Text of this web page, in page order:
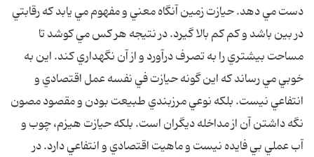
دست مي دهد. حيازت زمين آنگاه معني و مفهوم مي يابد که رقابتي
در بين باشد و کم کم بالا گيرد. در نتيجه هر کس مي کوشد تا
مساحت بيشتري را به تصرف درآورد و از آن نگهداري کند. اين به
خوبي مي رساند که اين گونه حيازت في نفسه عمل اقتصادي و
انتفاعي نيست. بلکه نوعي مرزبندي طبيعت بودن و مقصود مصون
نگه داشتن آن از مداخله ديگران است. بلکه حيازت هيزم، چوب و
آب عملي بي فايده نيست و ماهيت اقتصادي و انتفاعي دارد. در